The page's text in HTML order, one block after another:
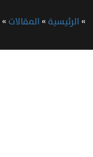
»الرئيسية»المقالات»